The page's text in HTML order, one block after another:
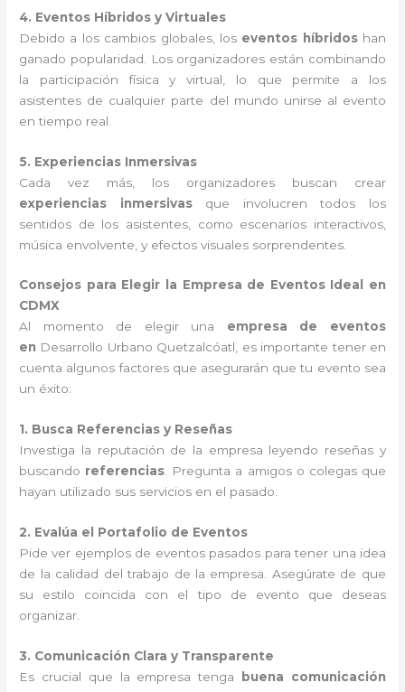
4. Eventos Híbridos y Virtuales
Debido a los cambios globales, los eventos híbridoshan
ganado popularidad. Los organizadores están combinando
la participación física y virtual, lo que permite a los
asistentes de cualquier parte del mundo unirse al evento
en tiempo real.
5. Experiencias Inmersivas
Cada vez más, los organizadores buscan crear
experiencias inmersivasque involucren todos los
sentidos de los asistentes, como escenarios interactivos,
música envolvente, y efectos visuales sorprendentes.
Consejos para Elegir la Empresa de Eventos Ideal en
CDMX
Al momento de elegir una empresa de eventos
en Desarrollo Urbano Quetzalcóatl, es importante tener en
cuenta algunos factores que asegurarán que tu evento sea
un éxito:
1. Busca Referencias y Reseñas
Investiga la reputación de la empresa leyendo reseñas y
buscando referencias. Pregunta a amigos o colegas que
hayan utilizado sus servicios en el pasado.
2. Evalúa el Portafolio de Eventos
Pide ver ejemplos de eventos pasados para tener una idea
de la calidad del trabajo de la empresa. Asegúrate de que
su estilo coincida con el tipo de evento que deseas
organizar.
3. Comunicación Clara y Transparente
Es crucial que la empresa tenga
buena comunicación